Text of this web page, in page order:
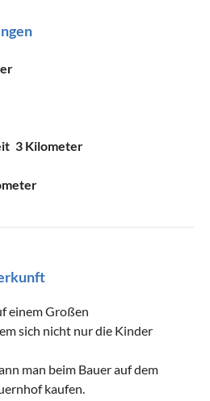
3 Kilometer
einem Großen
sich nicht nur die Kinder
man beim Bauer auf dem
kaufen.